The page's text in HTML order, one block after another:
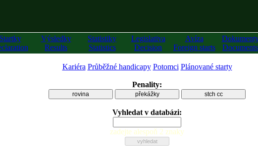
Startky
Výsledky
Results
Statistiky
Statistics
Legislativa
Decision
Avíza
Foreign starts
Documents
Kariéra Průběžné handicapy Potomci Plánované starty
Penality:
rovina překážky stch cc
Vyhledat v databázi:
zadejte alespoň 2 znaky